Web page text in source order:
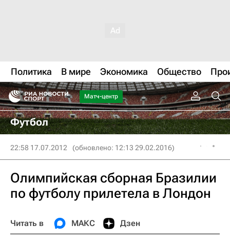
Политика В мире Экономика Общество
Матч-центр
Футбол
22:58 17.07.2012 (обновлено: 12:13 29.02.2016)
Олимпийская сборная Бразилии
по футболу прилетела в Лондон
Читать в МАКС Дзен